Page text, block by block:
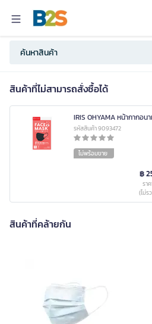
สินค้าที่ไม่สามารถสั่งซื้อได้
IRIS OHYAMA หน้ากากอ
รหัสสินค้า 9093472
ไม่พร้อมขาย
฿
รา
(ไม่ร
สินค้าที่คล้ายกัน